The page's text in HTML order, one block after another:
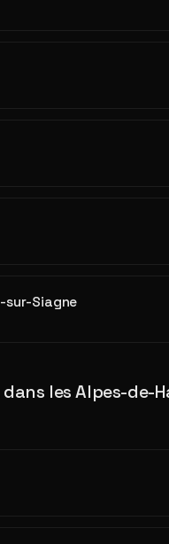
sur-Siagne
dans les Alpes-de-